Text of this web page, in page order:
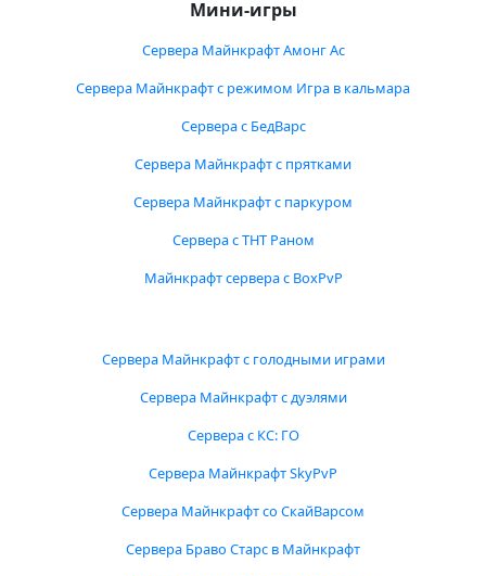
Мини-игры
Сервера Майнкрафт Амонг Ас
Сервера Майнкрафт с режимом Игра в кальмара
Сервера с БедВарс
Сервера Майнкрафт с прятками
Сервера Майнкрафт с паркуром
Сервера с ТНТ Раном
Майнкрафт сервера с BoxPvP
Сервера Майнкрафт с голодными играми
Сервера Майнкрафт с дуэлями
Сервера с КС: ГО
Сервера Майнкрафт SkyPvP
Сервера Майнкрафт со СкайВарсом
Сервера Браво Старс в Майнкрафт